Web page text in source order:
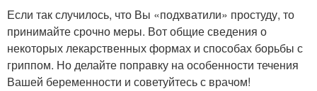
Если так случилось, что Вы «подхватили» простуду, то
принимайте срочно меры. Вот общие сведения о
некоторых лекарственных формах и способах борьбы с
гриппом. Но делайте поправку на особенности течения
Вашей беременности и советуйтесь с врачом!